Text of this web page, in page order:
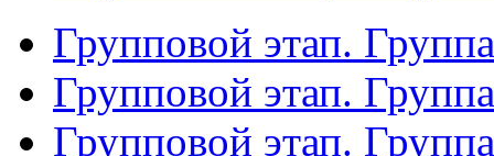
Групповой этап.
Групповой этап.
Групповой этап.